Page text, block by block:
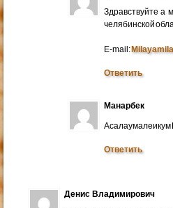
Здравствуйте а
челябинской
E-mail:
Ответить
Манарбек
Асалаумалеикум
Ответить
Денис Владимирович